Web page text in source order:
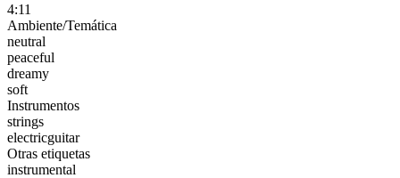
4:11
Ambiente/Temática
neutral
peaceful
dreamy
soft
Instrumentos
strings
electricguitar
Otras etiquetas
instrumental